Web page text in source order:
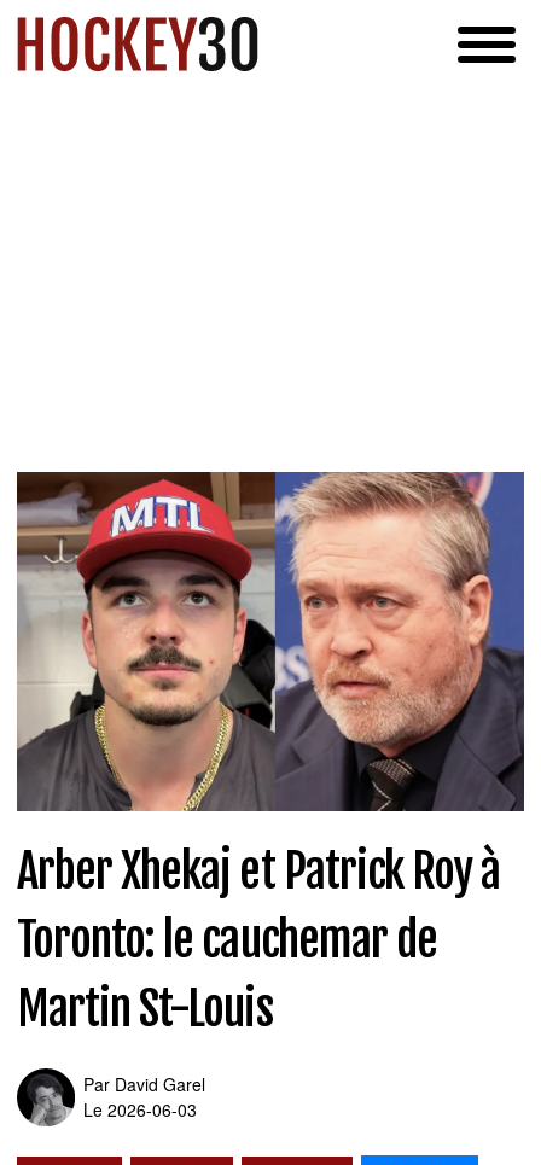
Arber Xhekaj et Patrick Roy à
Toronto: le cauchemar de
Martin St-Louis
Par David Garel
Le 2026-06-03